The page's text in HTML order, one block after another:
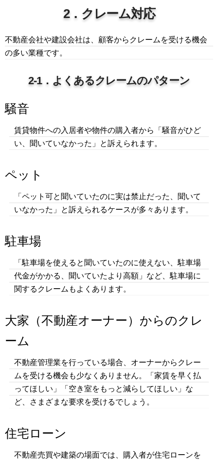
2．クレーム対応
不動産会社や建設会社は、顧客からクレームを受ける機会
の多い業種です。
2-1．よくあるクレームのパターン
騒音
賃貸物件への入居者や物件の購入者から「騒音がひど
い、聞いていなかった」と訴えられます。
ペット
「ペット可と聞いていたのに実は禁止だった、聞いて
いなかった」と訴えられるケースが多々あります。
駐車場
「駐車場を使えると聞いていたのに使えない、駐車場
代金がかかる、聞いていたより高額」など、駐車場に
関するクレームもよくあります。
大家（不動産オーナー）からのクレ
ーム
不動産管理業を行っている場合、オーナーからクレー
ムを受ける機会も少なくありません。「家賃を早く払
ってほしい」「空き室をもっと減らしてほしい」な
ど、さまざまな要求を受けるでしょう。
住宅ローン
不動産売買や建築の場面では、購入者が住宅ローンを